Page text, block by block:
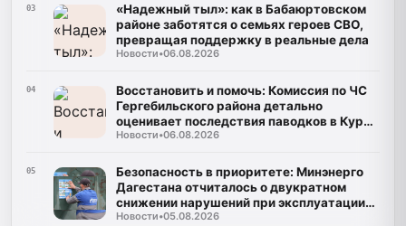
03
«Надежный тыл»: как в Бабаюртовском
районе заботятся о семьях героев СВО,
превращая поддержку в реальные дела
Новости•06.08.2026
04
Восстановить и помочь: Комиссия по ЧС
Гергебильского района детально
оценивает последствия паводков в Курми
и Хвартикуни
Новости•06.08.2026
05
Безопасность в приоритете: Минэнерго
Дагестана отчиталось о двукратном
снижении нарушений при эксплуатации
газа
Новости•05.08.2026